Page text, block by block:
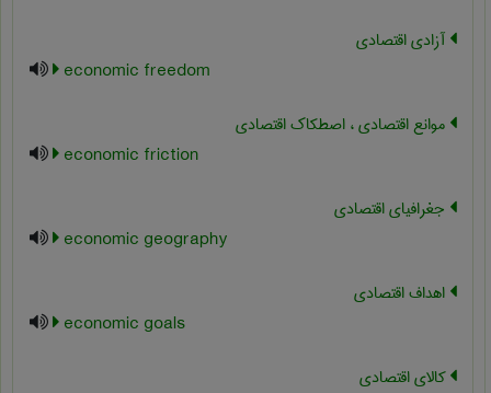
آزادی اقتصادی
economic freedom
موانع اقتصادی ، اصطکاک اقتصادی
economic friction
جغرافیای اقتصادی
economic geography
اهداف اقتصادی
economic goals
کالای اقتصادی